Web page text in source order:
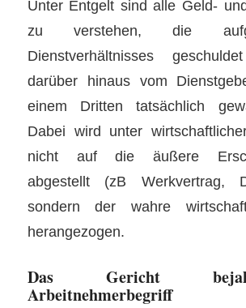
Unter Entgelt sind alle Geld-
zu verstehen, die
Dienstverhältnisses
darüber hinaus vom
einem Dritten tatsächlich
Dabei wird unter
nicht auf die äußere
abgestellt (zB Werkvertrag,
sondern der wahre
herangezogen.
Das Gericht
Arbeitnehmerbegriff